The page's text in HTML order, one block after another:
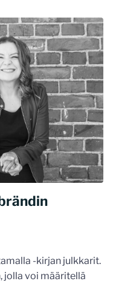
-kirjan julkkarit.
jolla voi määritellä